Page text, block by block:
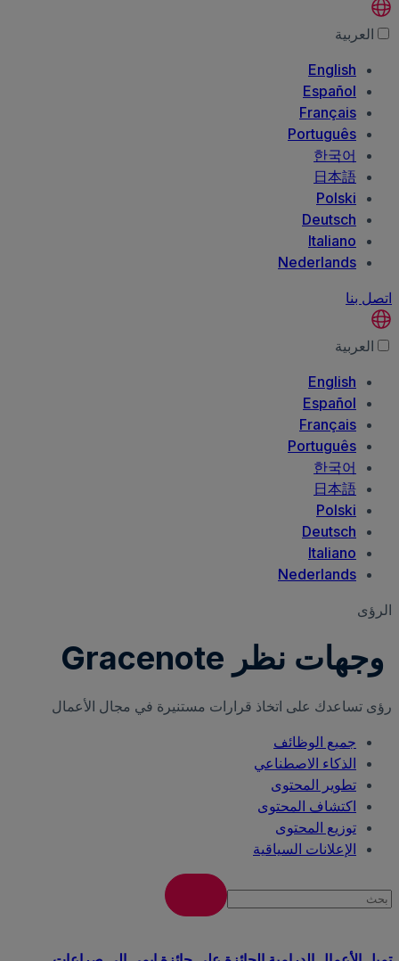
العربية‏
English
Español
Français
Português
한국어
日本語
Polski
Deutsch
Italiano
Nederlands
اتصل بنا
العربية‏
English
Español
Français
Português
한국어
日本語
Polski
Deutsch
Italiano
Nederlands
الرؤى
وجهات نظر Gracenote
رؤى تساعدك على اتخاذ قرارات مستنيرة في مجال الأعمال
جميع الوظائف
الذكاء الاصطناعي
تطوير المحتوى
اكتشاف المحتوى
توزيع المحتوى
الإعلانات السياقية